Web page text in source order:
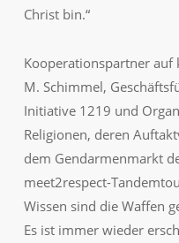
Christ bin.“
Kooperationspartner auf
M. Schimmel,
Initiative 1219 und
Religionen, deren
dem Gendarmenmarkt
meet2respect-
Wissen sind die Waffen
Es ist immer wieder